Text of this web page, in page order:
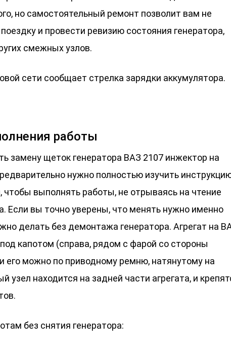
но самостоятельный ремонт позволит вам не
и провести ревизию состояния генератора,
смежных узлов.
сети сообщает стрелка зарядки аккумулятора.
работы
замену щеток генератора ВАЗ 2107 инжектор на
нужно полностью изучить
чтобы выполнять работы, не отрываясь на чтение
Если вы точно уверены, что менять нужно именно
делать без демонтажа генератора. Агрегат на
капотом (справа, рядом с фарой со стороны
его можно по приводному ремню, натянутому на
узел находится на задней части агрегата, и
без снятия генератора: